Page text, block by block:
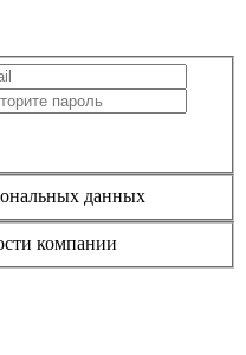
данных
компании